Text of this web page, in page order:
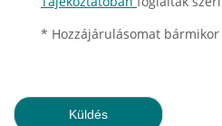
* Hozzájárulásomat